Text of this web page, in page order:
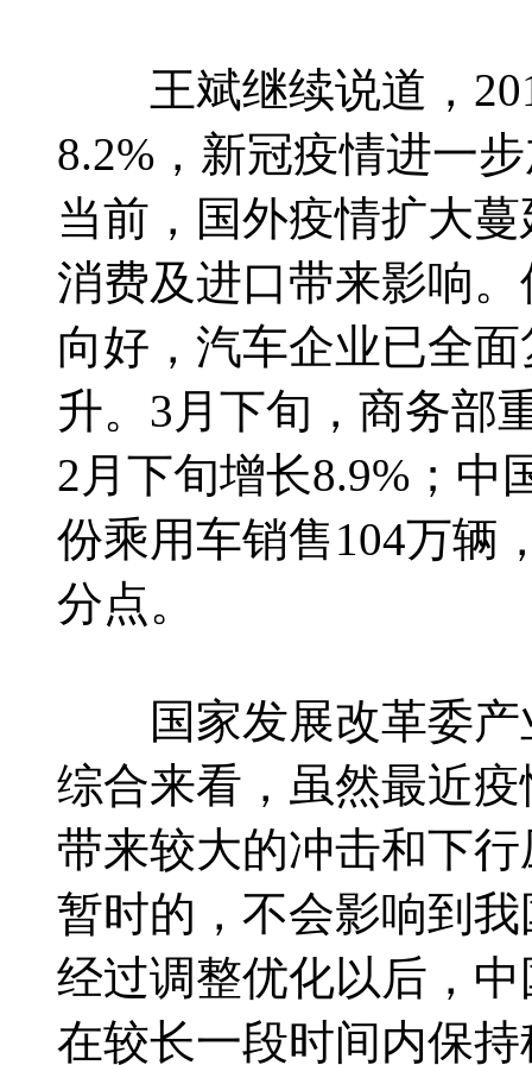
王斌继续说道，
8.2%，新冠疫情进一
当前，国外疫情扩大
消费及进口带来影响
向好，汽车企业已全
升。3月下旬，商务部
2月下旬增长8.9%；中
份乘用车销售104万辆
分点。
国家发展改革委产
综合来看，虽然最近
带来较大的冲击和下
暂时的，不会影响到
经过调整优化以后，
在较长一段时间内保